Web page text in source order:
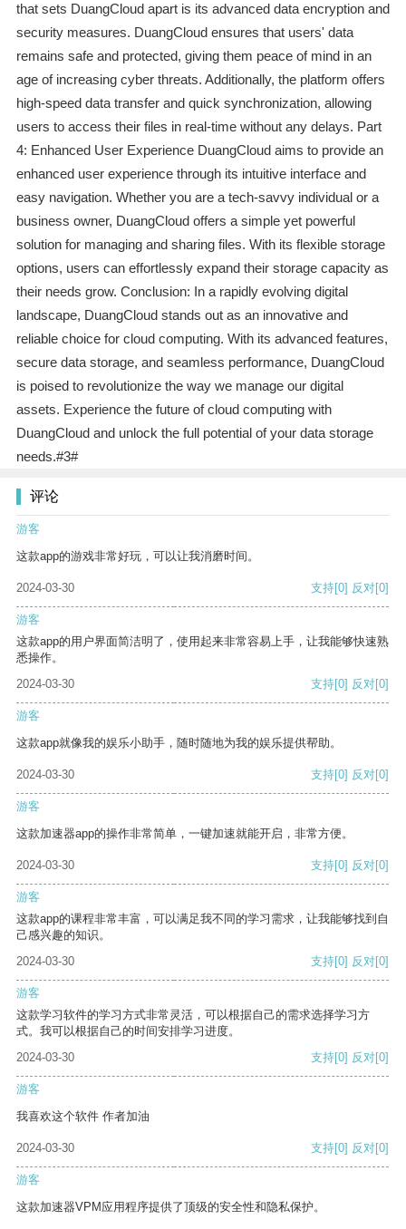
that sets DuangCloud apart is its advanced data encryption and
security measures. DuangCloud ensures that users' data
remains safe and protected, giving them peace of mind in an
age of increasing cyber threats. Additionally, the platform offers
high-speed data transfer and quick synchronization, allowing
users to access their files in real-time without any delays. Part
4: Enhanced User Experience DuangCloud aims to provide an
enhanced user experience through its intuitive interface and
easy navigation. Whether you are a tech-savvy individual or a
business owner, DuangCloud offers a simple yet powerful
solution for managing and sharing files. With its flexible storage
options, users can effortlessly expand their storage capacity as
their needs grow. Conclusion: In a rapidly evolving digital
landscape, DuangCloud stands out as an innovative and
reliable choice for cloud computing. With its advanced features,
secure data storage, and seamless performance, DuangCloud
is poised to revolutionize the way we manage our digital
assets. Experience the future of cloud computing with
DuangCloud and unlock the full potential of your data storage
needs.#3#
评论
游客
这款app的游戏非常好玩，可以让我消磨时间。
2024-03-30 支持[0] 反对[0]
游客
这款app的用户界面简洁明了，使用起来非常容易上手，让我能够快速熟
悉操作。
2024-03-30
支持[0] 反对[0]
游客
这款app就像我的娱乐小助手，随时随地为我的娱乐提供帮助。
2024-03-30 支持[0] 反对[0]
游客
这款加速器app的操作非常简单，一键加速就能开启，非常方便。
2024-03-30 支持[0] 反对[0]
游客
这款app的课程非常丰富，可以满足我不同的学习需求，让我能够找到自
己感兴趣的知识。
2024-03-30
支持[0] 反对[0]
游客
这款学习软件的学习方式非常灵活，可以根据自己的需求选择学习方
式。我可以根据自己的时间安排学习进度。
2024-03-30
支持[0] 反对[0]
游客
我喜欢这个软件 作者加油
2024-03-30 支持[0] 反对[0]
游客
这款加速器VPM应用程序提供了顶级的安全性和隐私保护。